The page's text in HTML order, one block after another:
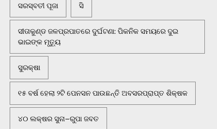
ସରସ୍ବତୀ ପୂଜା ସି
ସୀତାକୁଣ୍ଡ ଜଳପ୍ରପାତରେ ଦୁର୍ଘଟଣା: ପିକନିକ ସମୟରେ ଦୁଇ
ଭାଇଙ୍କ ମୃତ୍ୟୁ
ସୁରକ୍ଷା
୧୫ ବର୍ଷ ହେଲା ୨ଟି ପେନସନ ପାଉଛନ୍ତି ଅବସରପ୍ରାପ୍ତ ଶିକ୍ଷକ
୪୦ ଲକ୍ଷର ସୁନା–ରୁପା ଜବତ